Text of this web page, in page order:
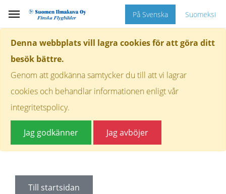
Denna webbplats vill lagra cookies för att göra ditt
besök bättre.
Genom att godkänna samtycker du till att vi lagrar
cookies och behandlar informationen enligt vår
integritetspolicy.
Jag godkänner Jag avböjer
På Svenska Suomeksi
Till startsidan